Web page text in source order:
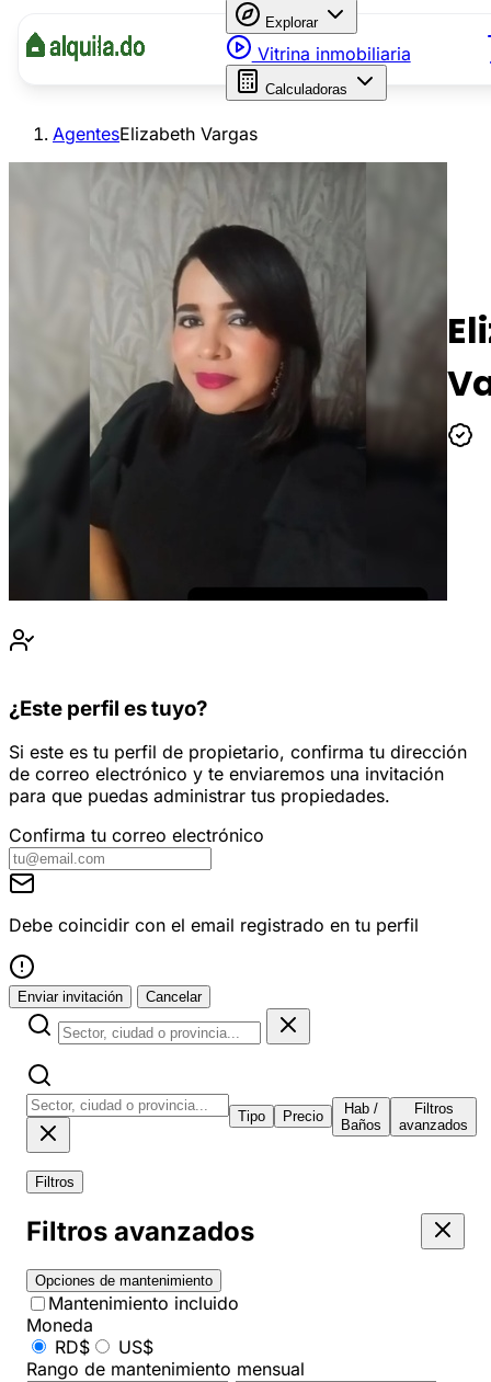
Explorar
Vitrina inmobiliaria
Calculadoras
AgentesElizabeth Vargas
¿Este perfil es tuyo?
Si este es tu perfil de propietario, confirma tu dirección
de correo electrónico y te enviaremos una invitación
para que puedas administrar tus propiedades.
Confirma tu correo electrónico
Debe coincidir con el email registrado en tu perfil
Enviar invitación Cancelar
Tipo Precio
Hab /
Baños
Filtros
avanzados
Filtros
Filtros avanzados
Opciones de mantenimiento
Mantenimiento incluido
Moneda
RD$
US$
Rango de mantenimiento mensual